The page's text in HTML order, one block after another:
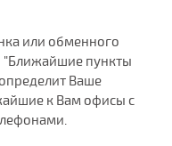
или обменного
"Ближайшие пункты
Ваше
к Вам офисы с